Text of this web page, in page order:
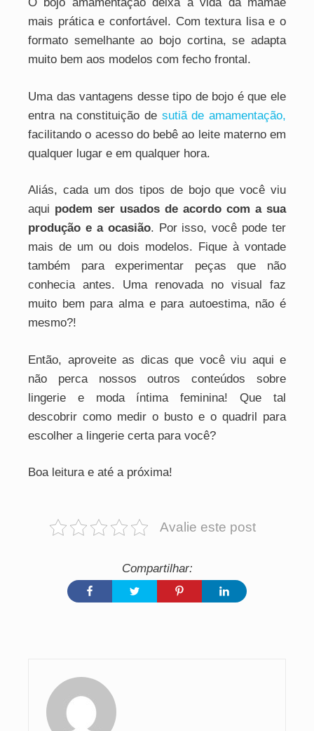
mais prática e confortável. Com textura lisa e o
formato semelhante ao bojo cortina, se adapta
muito bem aos modelos com fecho frontal.
Uma das vantagens desse tipo de bojo é que ele
entra na constituição de sutiã de amamentação,
facilitando o acesso do bebê ao leite materno em
qualquer lugar e em qualquer hora.
Aliás, cada um dos tipos de bojo que você viu
aqui podem ser usados de acordo com a sua
produção e a ocasião. Por isso, você pode ter
mais de um ou dois modelos. Fique à vontade
também para experimentar peças que não
conhecia antes. Uma renovada no visual faz
muito bem para alma e para autoestima, não é
mesmo?!
Então, aproveite as dicas que você viu aqui e
não perca nossos outros conteúdos sobre
lingerie e moda íntima feminina! Que tal
descobrir como medir o busto e o quadril para
escolher a lingerie certa para você?
Boa leitura e até a próxima!
Avalie este post